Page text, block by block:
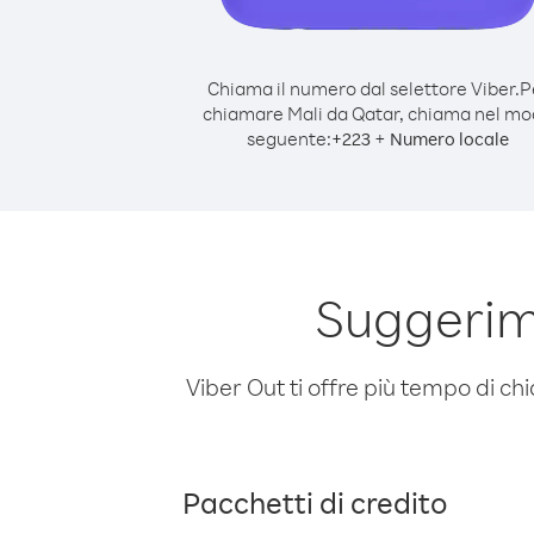
Chiama il numero dal selettore Viber.
chiamare Mali da Qatar, chiama nel
seguente:+223 + Numero locale
Viber Out ti offre più tempo di
Pacchetti di credito